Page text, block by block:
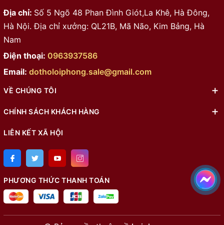
Địa chỉ: Số 5 Ngõ 48 Phan Đình Giót,La Khê, Hà Đông,
Hà Nội. Địa chỉ xưởng: QL21B, Mã Não, Kim Bảng, Hà
Nam
Điện thoại: 0963937586
Email: dotholoiphong.sale@gmail.com
VỀ CHÚNG TÔI
CHÍNH SÁCH KHÁCH HÀNG
LIÊN KẾT XÃ HỘI
PHƯƠNG THỨC THANH TOÁN